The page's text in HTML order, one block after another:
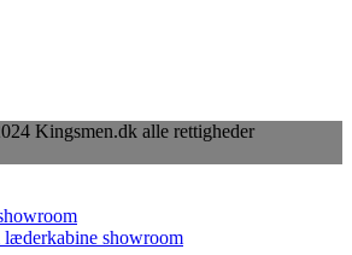
Kingsmen.dk alle rettigheder
læderkabine showroom